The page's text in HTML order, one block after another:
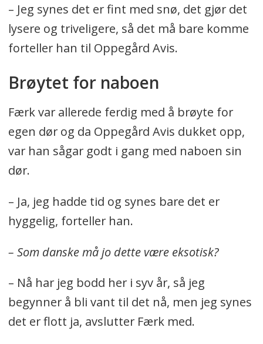
– Jeg synes det er fint med snø, det gjør det
lysere og triveligere, så det må bare komme
forteller han til Oppegård Avis.
Brøytet for naboen
Færk var allerede ferdig med å brøyte for
egen dør og da Oppegård Avis dukket opp,
var han sågar godt i gang med naboen sin
dør.
– Ja, jeg hadde tid og synes bare det er
hyggelig, forteller han.
– Som danske må jo dette være eksotisk?
– Nå har jeg bodd her i syv år, så jeg
begynner å bli vant til det nå, men jeg synes
det er flott ja, avslutter Færk med.